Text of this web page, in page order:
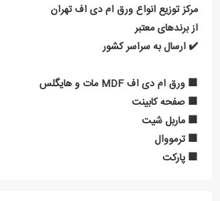
مرکز توزیع انواع ورق ام دی اف تهران
از برندهای معتبر
✔️ ارسال به سراسر کشور
🟧 ورق ام دی اف MDF مات و هایگلس
🟧 صفحه کابینت
🟧 ماربل شیت
🟧 ترمووال
🟧 پارکت